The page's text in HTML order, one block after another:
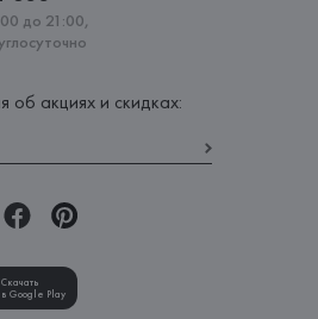
до 21:00,
об акциях и скидках:
Скачать
в Google Play